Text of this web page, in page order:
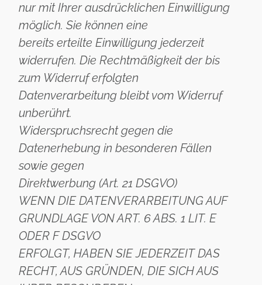
nur mit Ihrer ausdrücklichen Einwilligung
möglich. Sie können eine
bereits erteilte Einwilligung jederzeit
widerrufen. Die Rechtmäßigkeit der bis
zum Widerruf erfolgten
Datenverarbeitung bleibt vom Widerruf
unberührt.
Widerspruchsrecht gegen die
Datenerhebung in besonderen Fällen
sowie gegen
Direktwerbung (Art. 21 DSGVO)
WENN DIE DATENVERARBEITUNG AUF
GRUNDLAGE VON ART. 6 ABS. 1 LIT. E
ODER F DSGVO
ERFOLGT, HABEN SIE JEDERZEIT DAS
RECHT, AUS GRÜNDEN, DIE SICH AUS